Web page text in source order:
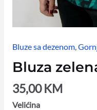
Bluze sa dezenom,
Bluza
35,00KM
Velićina